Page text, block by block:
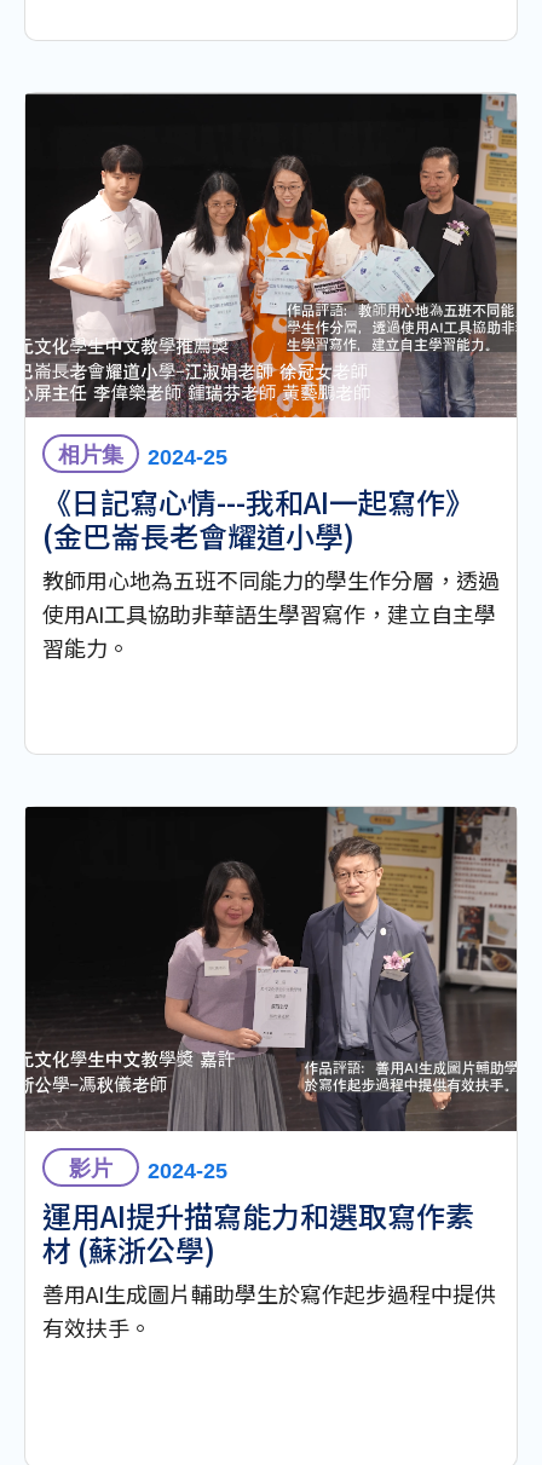
相片集 2024-25
《日記寫心情---我和AI一起寫作》
(金巴崙長老會耀道小學)
教師用心地為五班不同能力的學生作分層，透過
使用AI工具協助非華語生學習寫作，建立自主學
習能力。
影片 2024-25
運用AI提升描寫能力和選取寫作素
材 (蘇浙公學)
善用AI生成圖片輔助學生於寫作起步過程中提供
有效扶手。